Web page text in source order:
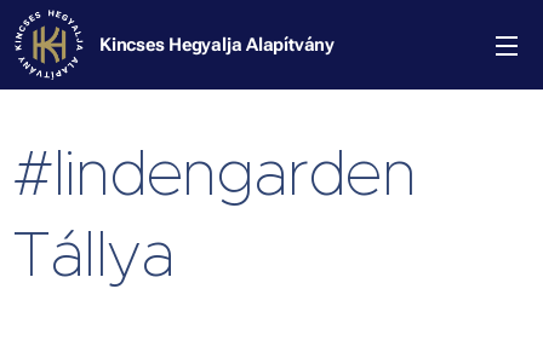
Kincses Hegyalja Alapítvány
#lindengarden
Tállya